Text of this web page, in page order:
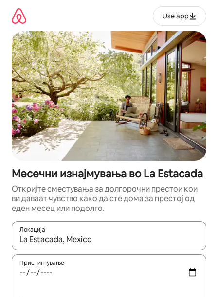
содржина
Use app
Месечни изнајмувања во La Estacada
Откријте сместувања за долгорочни престои кои
ви даваат чувство како да сте дома за престој од
еден месец или подолго.
Локација
Кога резултатите се достапни, движете се со копчињата
Пристигнување